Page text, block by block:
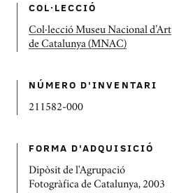
COL·LECCIÓ
Col·lecció Museu Nacional d’Art
de Catalunya (MNAC)
NÚMERO D'INVENTARI
211582-000
FORMA D'ADQUISICIÓ
Dipòsit de l'Agrupació
Fotogràfica de Catalunya, 2003